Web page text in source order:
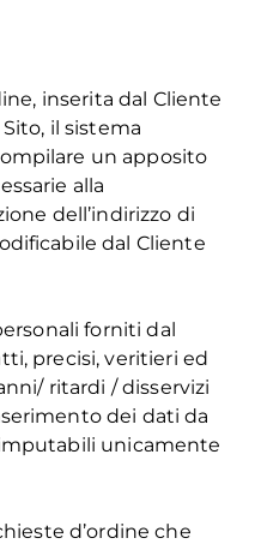
inserita dal Cliente
il sistema
un apposito
alla
dell’indirizzo di
dal Cliente
forniti dal
precisi, veritieri ed
ritardi / disservizi
dei dati da
unicamente
d’ordine che